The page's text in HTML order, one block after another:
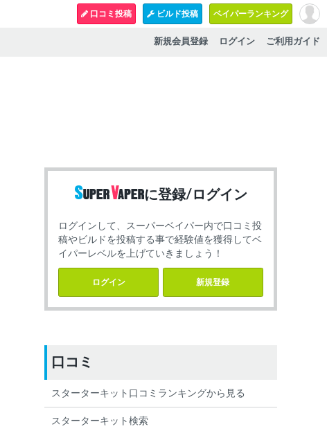
口コミ投稿 ビルド投稿 ベイパーランキング
ご利用ガイド
ログイン
新規会員登録
に登録/ログイン
ログインして、スーパーベイパー内で口コミ投
稿やビルドを投稿する事で経験値を獲得してベ
イパーレベルを上げていきましょう！
ログイン 新規登録
口コミ
スターターキット口コミランキングから見る
スターターキット検索